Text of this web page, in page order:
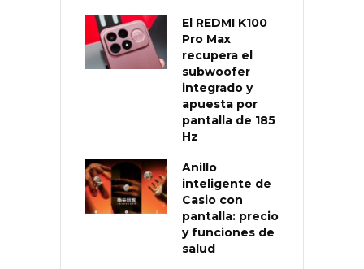
El REDMI K100
Pro Max
recupera el
subwoofer
integrado y
apuesta por
pantalla de 185
Hz
Anillo
inteligente de
Casio con
pantalla: precio
y funciones de
salud